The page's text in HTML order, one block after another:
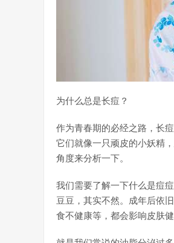
为什么总是长痘？
作为青春期的必经之路，长
它们就像一只顽皮的小妖精
角度来分析一下。
我们需要了解一下什么是痘
豆豆，其实不然。成年后依
食不健康等，都会影响皮肤健